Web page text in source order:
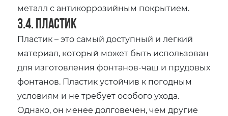
металл с антикоррозийным покрытием.
3.4. Пластик
Пластик – это самый доступный и легкий
материал‚ который может быть использован
для изготовления фонтанов-чаш и прудовых
фонтанов. Пластик устойчив к погодным
условиям и не требует особого ухода.
Однако‚ он менее долговечен‚ чем другие